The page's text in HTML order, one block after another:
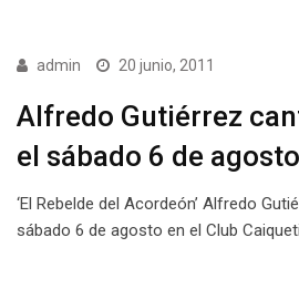
admin 20 junio, 2011
Alfredo Gutiérrez
el sábado 6 de agosto
‘El Rebelde del Acordeón’ Alfredo
sábado 6 de agosto en el Club